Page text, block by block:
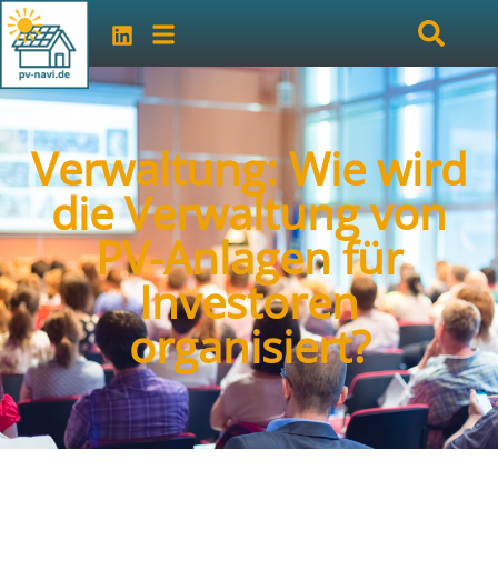
Verwaltung: Wie wird
die Verwaltung von
PV-Anlagen für
Investoren
organisiert?